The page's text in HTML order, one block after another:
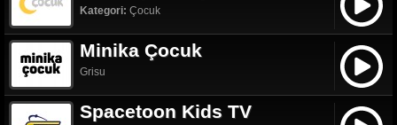
Kategori: Çocuk
Minika Çocuk
Grisu
Spacetoon Kids TV